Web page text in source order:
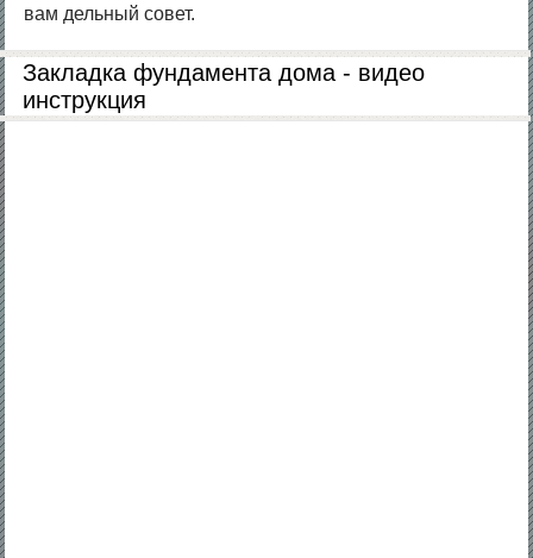
вам дельный совет.
Закладка фундамента дома - видео
инструкция